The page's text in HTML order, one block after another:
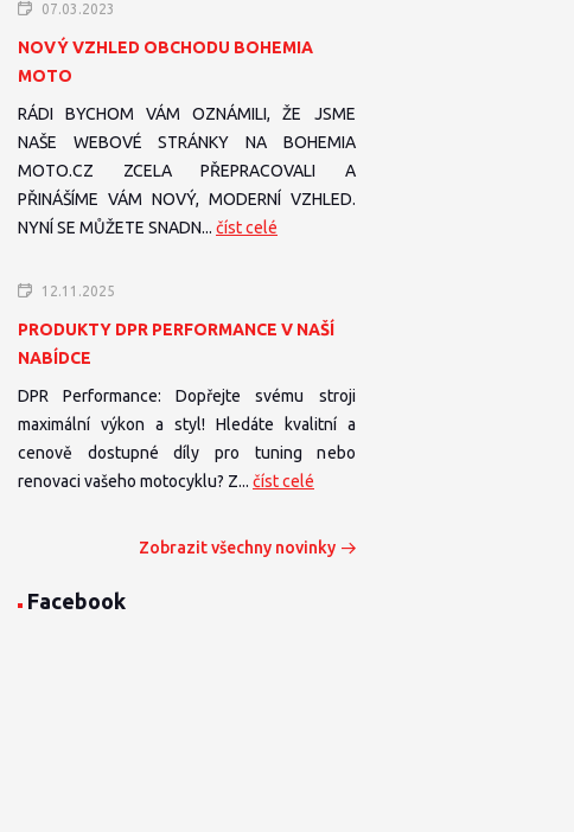
07.03.2023
NOVÝ VZHLED OBCHODU BOHEMIA
MOTO
RÁDI BYCHOM VÁM OZNÁMILI, ŽE JSME
NAŠE WEBOVÉ STRÁNKY NA BOHEMIA
MOTO.CZ ZCELA PŘEPRACOVALI A
PŘINÁŠÍME VÁM NOVÝ, MODERNÍ VZHLED.
NYNÍ SE MŮŽETE SNADN... číst celé
12.11.2025
PRODUKTY DPR PERFORMANCE V NAŠÍ
NABÍDCE
DPR Performance: Dopřejte svému stroji
maximální výkon a styl! Hledáte kvalitní a
cenově dostupné díly pro tuning nebo
renovaci vašeho motocyklu? Z... číst celé
Zobrazit všechny novinky
Facebook